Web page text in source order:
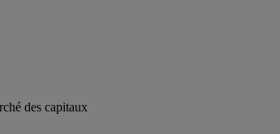
des capitaux